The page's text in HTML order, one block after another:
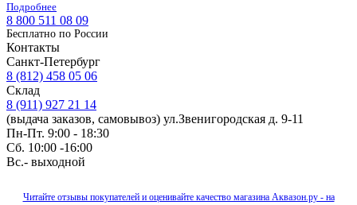
Подробнее
8 800 511 08 09
Бесплатно по Роcсии
Контакты
Санкт-Петербург
8 (812) 458 05 06
Склад
8 (911) 927 21 14
(выдача заказов, самовывоз) ул.Звенигородская д. 9-11
Пн-Пт. 9:00 - 18:30
Сб. 10:00 -16:00
Вс.- выходной
Читайте отзывы покупателей и оценивайте качество магазина Аквазон.ру - на